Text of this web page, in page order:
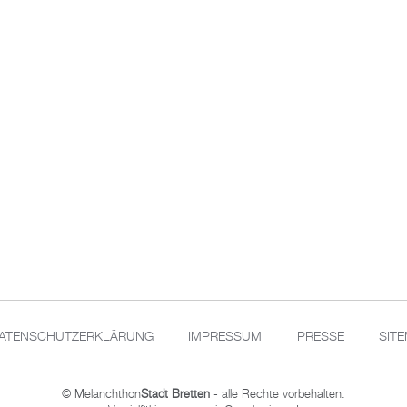
IMPRESSUM PRESSE
© MelanchthonStadt Bretten - alle Rechte vorbehalten.